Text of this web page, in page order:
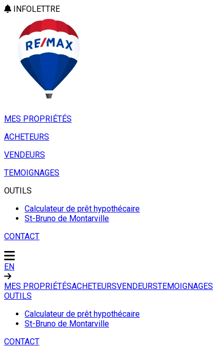
INFOLETTRE
MES PROPRIÉTÉS
ACHETEURS
VENDEURS
TEMOIGNAGES
OUTILS
Calculateur de prêt hypothécaire
St-Bruno de Montarville
CONTACT
EN
MES PROPRIÉTÉSACHETEURSVENDEURSTEMOIGNAGES
OUTILS
Calculateur de prêt hypothécaire
St-Bruno de Montarville
CONTACT